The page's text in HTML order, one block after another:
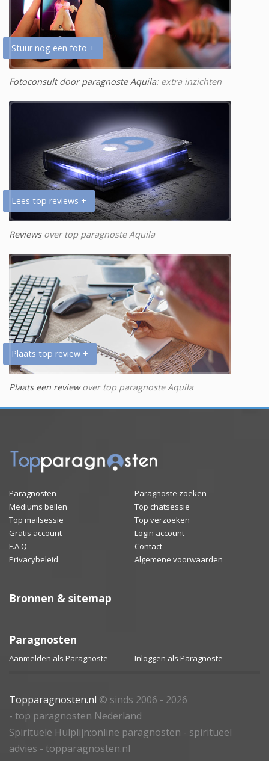
Stuur nog een foto +
Fotoconsult door paragnoste Aquila: extra inzichten
Lees top reviews +
Reviewsover top paragnoste Aquila
Plaats top review +
Plaats een reviewover top paragnoste Aquila
Paragnosten
Paragnoste zoeken
Mediums bellen
Top chatsessie
Top mailsessie
Top verzoeken
Gratis account
Login account
F.A.Q
Contact
Privacybeleid
Algemene voorwaarden
Bronnen & sitemap
Paragnosten
Aanmelden als Paragnoste Inloggen als Paragnoste
Topparagnosten.nl © sinds 2006 - 2026
- top paragnosten Nederland
Spirituele Hulplijn:online paragnosten - spiritueel
advies - topparagnosten.nl